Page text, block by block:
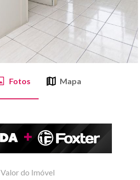
Fotos Mapa
Valor do Imóvel